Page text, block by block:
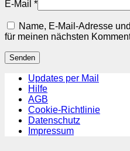
E-Mail *
Name, E-Mail-Adresse
für meinen nächsten
Updates per Mail
Hilfe
AGB
Cookie-Richtlinie
Datenschutz
Impressum